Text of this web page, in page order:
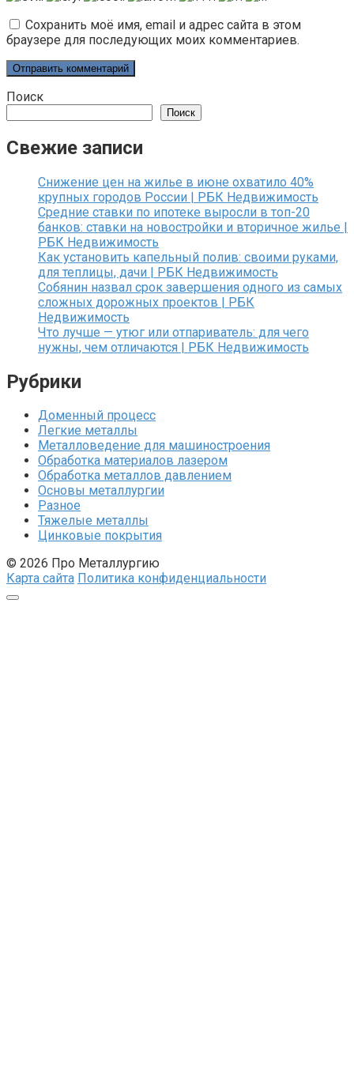
Сохранить моё имя, email и адрес сайта в этом
браузере для последующих моих комментариев.
Поиск
Поиск
Свежие записи
Снижение цен на жилье в июне охватило 40%
крупных городов России | РБК Недвижимость
Средние ставки по ипотеке выросли в топ-20
банков: ставки на новостройки и вторичное жилье |
РБК Недвижимость
Как установить капельный полив: своими руками,
для теплицы, дачи | РБК Недвижимость
Собянин назвал срок завершения одного из самых
сложных дорожных проектов | РБК
Недвижимость
Что лучше — утюг или отпариватель: для чего
нужны, чем отличаются | РБК Недвижимость
Рубрики
Доменный процесс
Легкие металлы
Металловедение для машиностроения
Обработка материалов лазером
Обработка металлов давлением
Основы металлургии
Разное
Тяжелые металлы
Цинковые покрытия
© 2026 Про Металлургию
Карта сайта Политика конфиденциальности